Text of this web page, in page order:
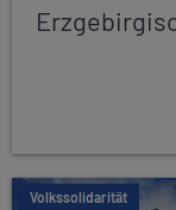
Volkssolidarität